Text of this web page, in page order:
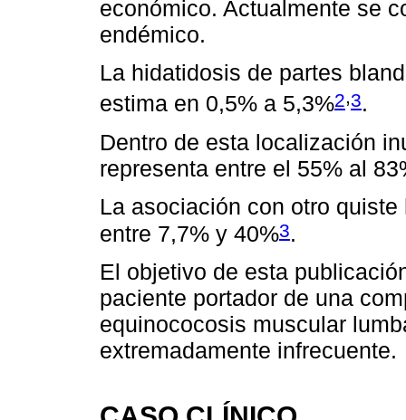
económico. Actualmente se
endémico.
La hidatidosis de partes
estima en 0,5% a 5,3%2,3.
Dentro de esta localización
representa entre el 55% al
La asociación con otro
entre 7,7% y 40%3.
El objetivo de esta
paciente portador de una
equinococosis muscular
extremadamente infrecuente.